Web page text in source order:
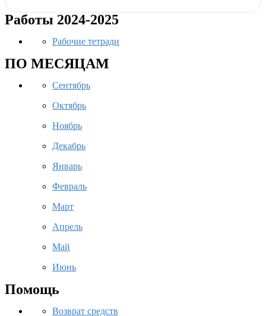
Работы 2024-2025
Рабочие тетради
ПО МЕСЯЦАМ
Сентябрь
Октябрь
Ноябрь
Декабрь
Январь
Февраль
Март
Апрель
Май
Июнь
Помощь
Возврат средств